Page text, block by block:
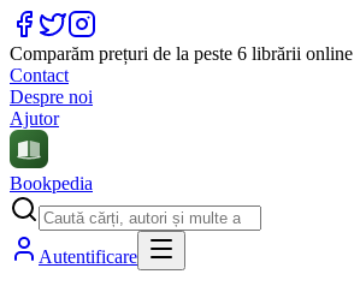
Comparăm prețuri de la peste 6 librării online
Contact
Despre noi
Ajutor
Bookpedia
Autentificare